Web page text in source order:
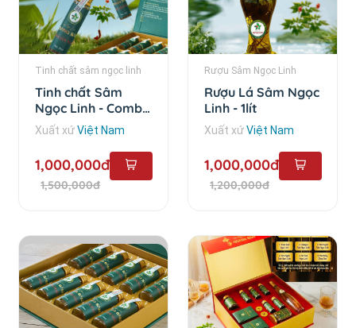
Tinh chất sâm ngọc linh
Tinh chất Sâm
Ngọc Linh - Combo
10 chai
Xuất xứViệt Nam
1,000,000đ
1,500,000đ
Rượu Sâm Ngọc Linh
Rượu Lá Sâm Ngọc
Linh - 1lít
Xuất xứViệt Nam
1,000,000đ
1,200,000đ